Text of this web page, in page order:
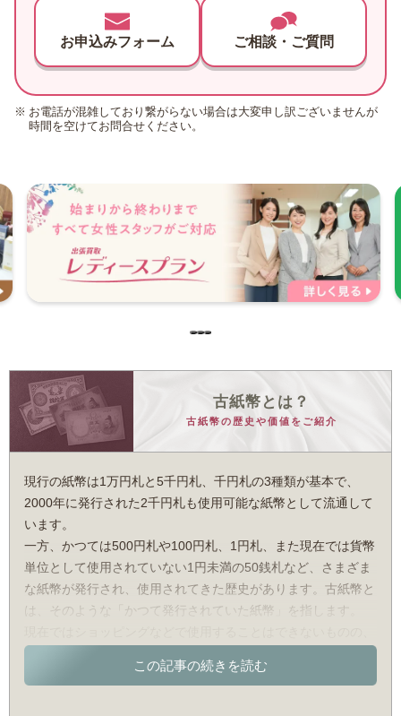
お申込みフォーム ご相談・ご質問
お電話が混雑しており繋がらない場合は大変申し訳ございませんが
時間を空けてお問合せください。
古紙幣とは？
古紙幣の歴史や価値をご紹介
現行の紙幣は1万円札と5千円札、千円札の3種類が基本で、
2000年に発行された2千円札も使用可能な紙幣として流通して
います。
一方、かつては500円札や100円札、1円札、また現在では貨幣
単位として使用されていない1円未満の50銭札など、さまざま
な紙幣が発行され、使用されてきた歴史があります。古紙幣と
は、そのような「かつて発行されていた紙幣」を指します。
歴史学的な価値とともにコレクションアイテムとしての価値を